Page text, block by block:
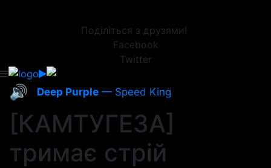
Поділіться з друзями!
Facebook
Twitter
🔊 Deep Purple — Speed King
[КАМТУГЕЗА]
тримає стрій